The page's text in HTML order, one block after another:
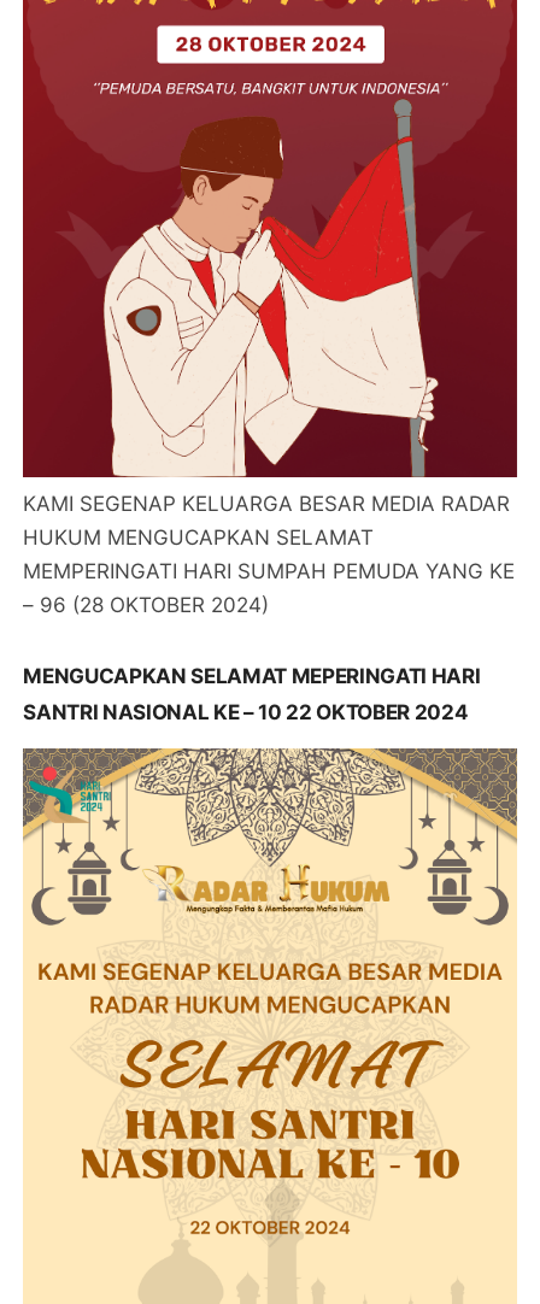
KAMI SEGENAP KELUARGA BESAR MEDIA RADAR
HUKUM MENGUCAPKAN SELAMAT
MEMPERINGATI HARI SUMPAH PEMUDA YANG KE
– 96 (28 OKTOBER 2024)
MENGUCAPKAN SELAMAT MEPERINGATI HARI
SANTRI NASIONAL KE – 10 22 OKTOBER 2024